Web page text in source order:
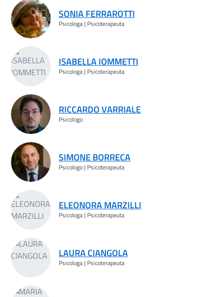
SONIA FERRAROTTI
Psicologa | Psicoterapeuta
ISABELLA IOMMETTI
Psicologa | Psicoterapeuta
RICCARDO VARRIALE
Psicologo
SIMONE BORRECA
Psicologo | Psicoterapeuta
ELEONORA MARZILLI
Psicologa | Psicoterapeuta
LAURA CIANGOLA
Psicologa | Psicoterapeuta